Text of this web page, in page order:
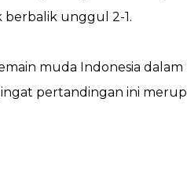
berbalik unggul 2-1.
muda Indonesia
pertandingan ini